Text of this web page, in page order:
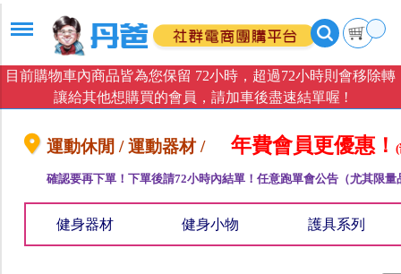
目前購物車內商品皆為您保留 72小時，超過72小時則會移除轉
讓給其他想購買的會員，請加車後盡速結單喔 !
運動休閒 / 運動器材 / 年費會員更優惠！
確認要再下單！下單後請72小時內結單！任意跑單會公告（尤其限
健身器材 健身小物 護具系列